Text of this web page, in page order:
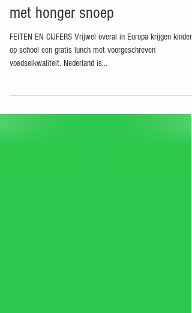
met honger snoep
FEITEN EN CIJFERS Vrijwel overal in Europa krijgen
op school een gratis lunch met voorgeschreven
voedselkwaliteit. Nederland is...